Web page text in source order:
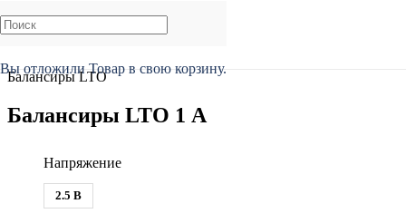
Вы отложилиТовар в свою корзину.
Главная Каталог
Балансиры LTO
Балансиры LTO 1 А
Напряжение
2.5 В